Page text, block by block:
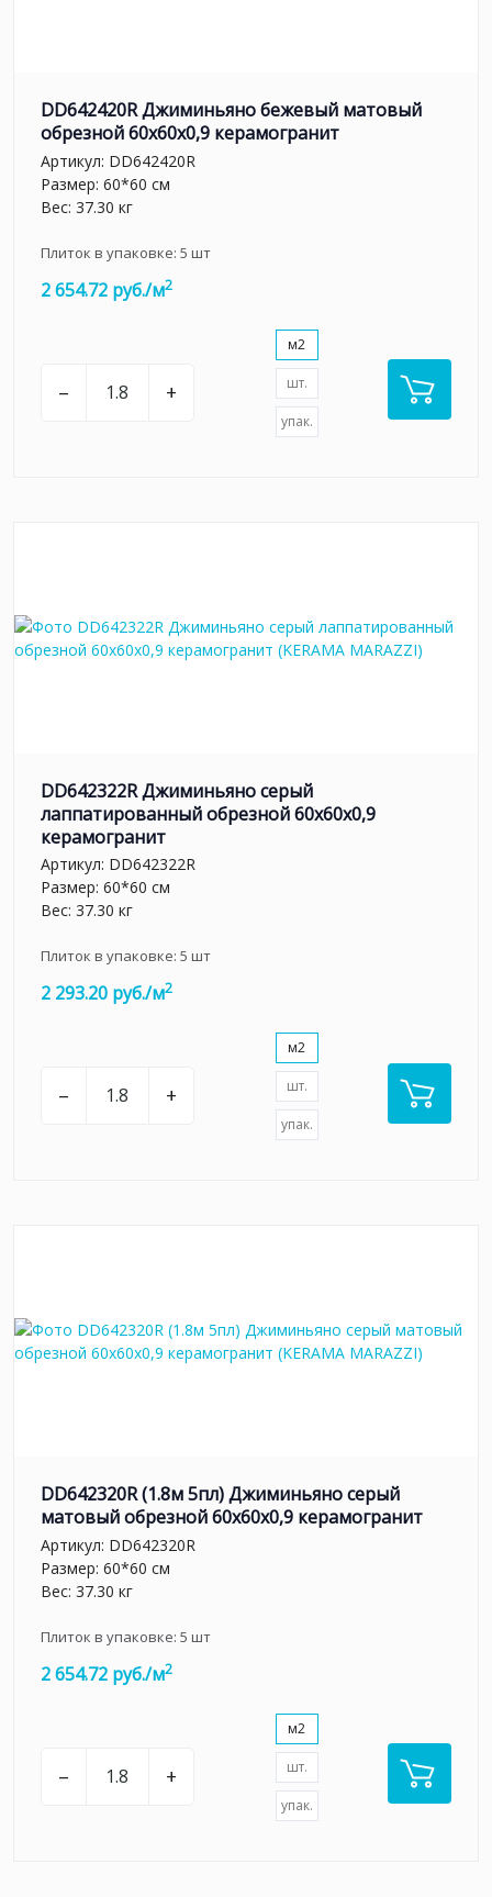
DD642420R Джиминьяно бежевый матовый
обрезной 60х60x0,9 керамогранит
Артикул: DD642420R
Размер: 60*60 см
Вес: 37.30 кг
Плиток в упаковке: 5 шт
2 654.72 руб./м2
– +
м2
шт.
упак.
DD642322R Джиминьяно серый
лаппатированный обрезной 60х60x0,9
керамогранит
Артикул: DD642322R
Размер: 60*60 см
Вес: 37.30 кг
Плиток в упаковке: 5 шт
2 293.20 руб./м2
– +
м2
шт.
упак.
DD642320R (1.8м 5пл) Джиминьяно серый
матовый обрезной 60х60x0,9 керамогранит
Артикул: DD642320R
Размер: 60*60 см
Вес: 37.30 кг
Плиток в упаковке: 5 шт
2 654.72 руб./м2
– +
м2
шт.
упак.